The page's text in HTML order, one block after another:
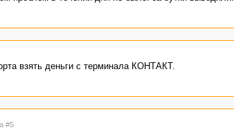
взять деньги с терминала КОНТАКТ.
#5